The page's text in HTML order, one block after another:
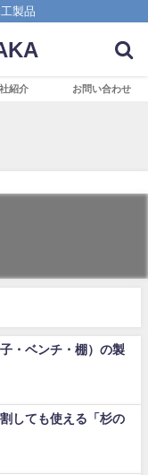
製品
紹介 お問い合わせ
・ベンチ・棚）の製
しても使える「杉の